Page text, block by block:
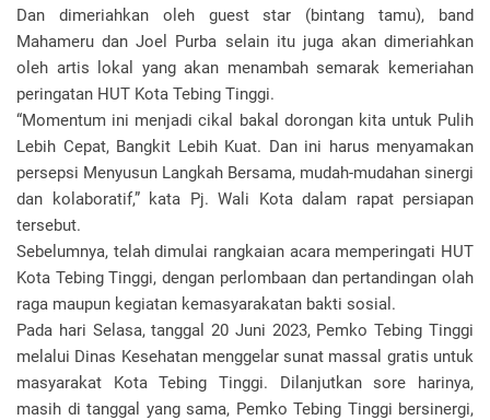
Dan dimeriahkan oleh guest star (bintang tamu), band
Mahameru dan Joel Purba selain itu juga akan dimeriahkan
oleh artis lokal yang akan menambah semarak kemeriahan
peringatan HUT Kota Tebing Tinggi.
“Momentum ini menjadi cikal bakal dorongan kita untuk Pulih
Lebih Cepat, Bangkit Lebih Kuat. Dan ini harus menyamakan
persepsi Menyusun Langkah Bersama, mudah-mudahan sinergi
dan kolaboratif,” kata Pj. Wali Kota dalam rapat persiapan
tersebut.
Sebelumnya, telah dimulai rangkaian acara memperingati HUT
Kota Tebing Tinggi, dengan perlombaan dan pertandingan olah
raga maupun kegiatan kemasyarakatan bakti sosial.
Pada hari Selasa, tanggal 20 Juni 2023, Pemko Tebing Tinggi
melalui Dinas Kesehatan menggelar sunat massal gratis untuk
masyarakat Kota Tebing Tinggi. Dilanjutkan sore harinya,
masih di tanggal yang sama, Pemko Tebing Tinggi bersinergi,